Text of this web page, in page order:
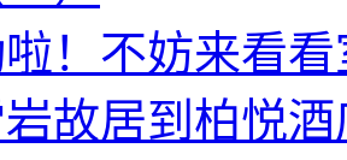
！不妨来看
故居到柏悦